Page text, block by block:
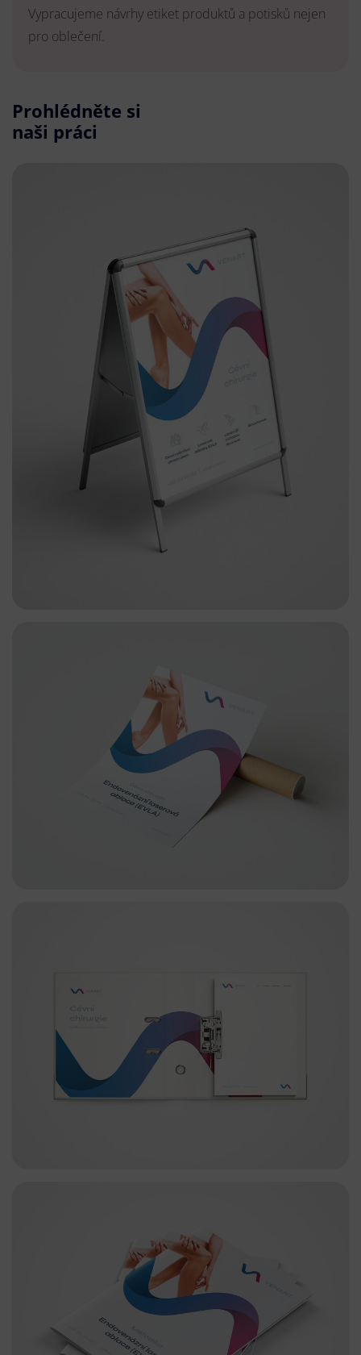
Vypracujeme návrhy etiket produktů a potisků nejen
pro oblečení.
Prohlédněte si
naši práci